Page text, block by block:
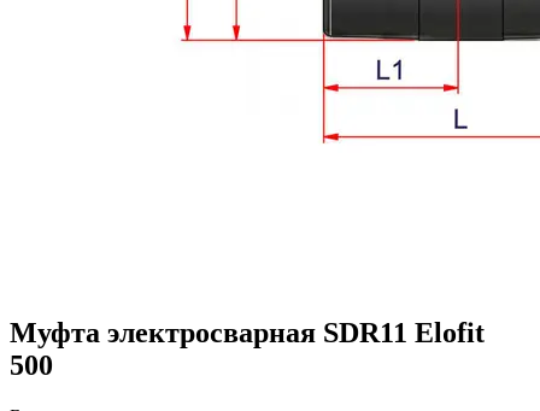
Муфта электросварная SDR11 Elofit
500